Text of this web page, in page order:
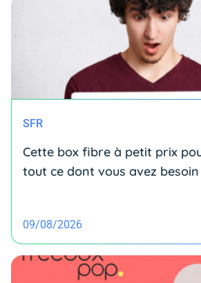
SFR
Cette box fibre à petit prix
tout ce dont vous avez besoin
09/08/2026